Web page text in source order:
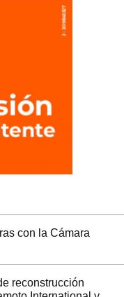
con la Cámara
reconstrucción